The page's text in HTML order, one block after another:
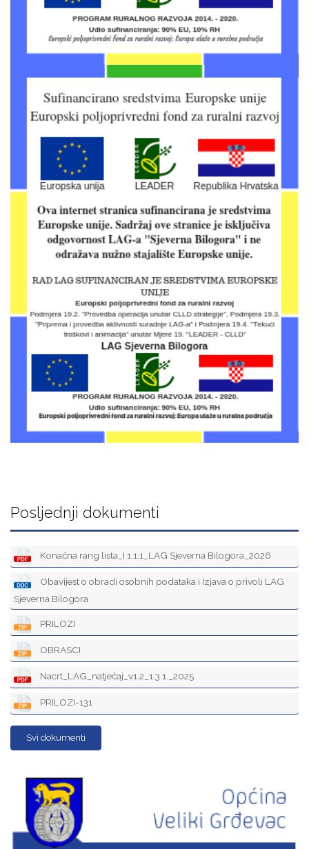
Posljednji dokumenti
Konačna rang lista_I 1.1.1_LAG Sjeverna Bilogora_2026
Obavijest o obradi osobnih podataka i Izjava o privoli LAG
Sjeverna Bilogora
PRILOZI
OBRASCI
Nacrt_LAG_natječaj_v1.2_1.3.1._2025
PRILOZI-131
Svi dokumenti